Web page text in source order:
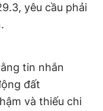
yêu cầu phải
tin nhắn
đất
và thiếu chi